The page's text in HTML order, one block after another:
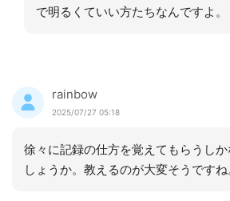
で明るくていい方たちなんですよ。
rainbow
2025/07/27 05:18
徐々に記録の仕方を覚えてもらうし
しょうか。教えるのが大変そうですね